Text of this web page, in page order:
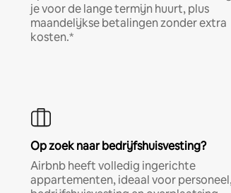
je voor de lange termijn huurt, plus
maandelijkse betalingen zonder extra
kosten.*
Op zoek naar bedrijfshuisvesting?
Airbnb heeft volledig ingerichte
appartementen, ideaal voor